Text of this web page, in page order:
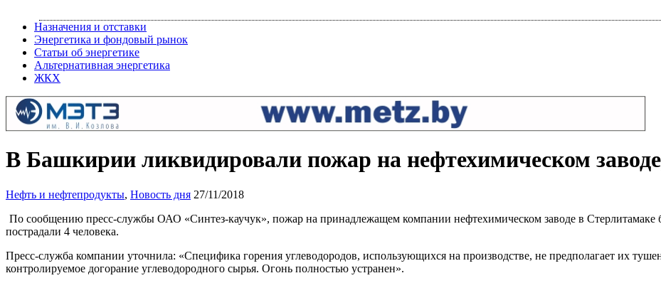
Назначения и отставки
Энергетика и фондовый рынок
Статьи об энергетике
Альтернативная энергетика
ЖКХ
В Башкирии ликвидировали пожар на нефтехимическом
Нефть и нефтепродукты, Новость дня 27/11/2018
По сообщению пресс-службы ОАО «Синтез-каучук», пожар на принадлежащем компании нефтехимическом заводе в Стерлитамаке
пострадали 4 человека.
Пресс-служба компании уточнила: «Специфика горения углеводородов, использующихся на производстве, не предполагает их
контролируемое догорание углеводородного сырья. Огонь полностью устранен».